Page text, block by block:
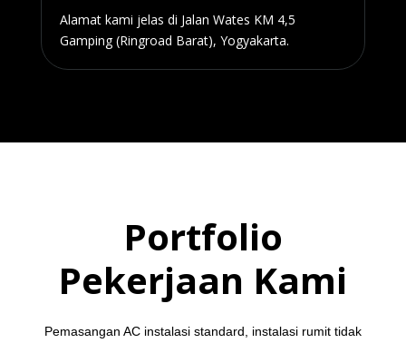
Alamat kami jelas di Jalan Wates KM 4,5
Gamping (Ringroad Barat), Yogyakarta.
Portfolio
Pekerjaan Kami
Pemasangan AC instalasi standard, instalasi rumit tidak